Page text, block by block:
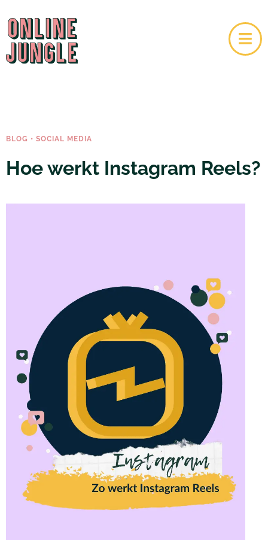
BLOG • SOCIAL MEDIA
Hoe werkt Instagram Reels?